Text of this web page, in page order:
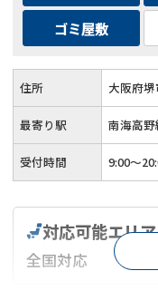
ゴミ屋敷
住所 大阪府
最寄り駅 南海高
受付時間 9:00～
対応可能エリア
全国対応